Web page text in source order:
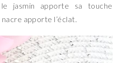
jasmin apporte sa touche
apporte l’éclat.